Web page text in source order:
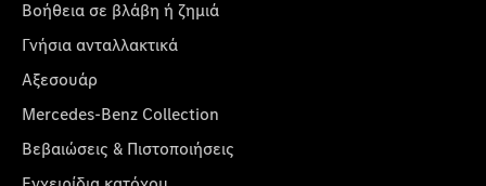
Βοήθεια σε βλάβη ή ζημιά
Γνήσια ανταλλακτικά
Αξεσουάρ
Mercedes-Benz Collection
Βεβαιώσεις & Πιστοποιήσεις